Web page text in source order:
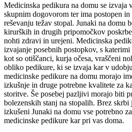
Medicinska pedikura na domu se izvaja
skupnim dogovorom ter ima postopen in
reševanju težav stopal. Junaki na domu
kirurških in drugih pripomočkov
nohti zdravi in urejeni. Medicinska
izvajanje posebnih postopkov, s
kot so otiščanci, kurja očesa, vraščeni
obliko pedikure, ki se izvaja kar v
medicinske pedikure na domu morajo
izkušnje in druge potrebne kvalitete za
storitve. Še posebej pazljivi morajo biti
bolezenskih stanj na stopalih. Brez
izkušeni Junaki na domu vse potrebno
medicinske pedikure kar pri vas doma.